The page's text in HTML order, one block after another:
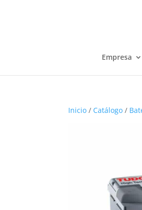
Empresa
Inicio / Catálogo /